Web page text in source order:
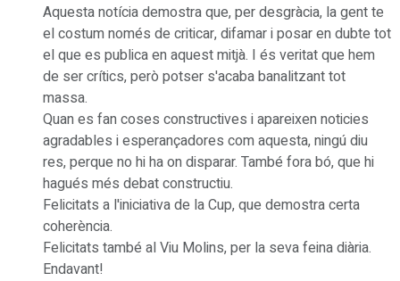
Aquesta notícia demostra que, per desgràcia, la gent te
el costum només de criticar, difamar i posar en dubte tot
el que es publica en aquest mitjà. I és veritat que hem
de ser crítics, però potser s'acaba banalitzant tot
massa.
Quan es fan coses constructives i apareixen noticies
agradables i esperançadores com aquesta, ningú diu
res, perque no hi ha on disparar. També fora bó, que hi
hagués més debat constructiu.
Felicitats a l'iniciativa de la Cup, que demostra certa
coherència.
Felicitats també al Viu Molins, per la seva feina diària.
Endavant!